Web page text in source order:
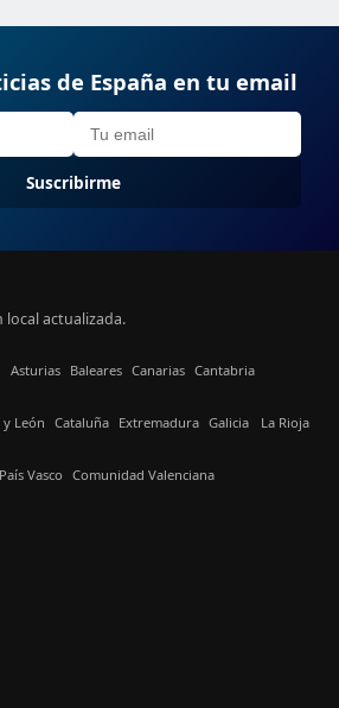
de España en tu email
Suscribirme
actualizada.
Asturias Baleares Canarias Cantabria
y León Cataluña Extremadura Galicia La Rioja
País Vasco Comunidad Valenciana